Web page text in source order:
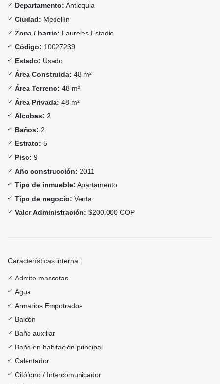
Departamento: Antioquia
Ciudad: Medellín
Zona / barrio: Laureles Estadio
Código: 10027239
Estado: Usado
Área Construida: 48 m²
Área Terreno: 48 m²
Área Privada: 48 m²
Alcobas: 2
Baños: 2
Estrato: 5
Piso: 9
Año construcción: 2011
Tipo de inmueble: Apartamento
Tipo de negocio: Venta
Valor Administración: $200.000 COP
Características interna :
Admite mascotas
Agua
Armarios Empotrados
Balcón
Baño auxiliar
Baño en habitación principal
Calentador
Citófono / Intercomunicador